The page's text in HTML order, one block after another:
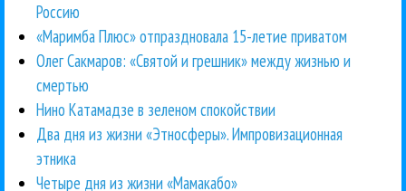
Россию
«Маримба Плюс» отпраздновала 15-летие приватом
Олег Сакмаров: «Святой и грешник» между жизнью и
смертью
Нино Катамадзе в зеленом спокойствии
Два дня из жизни «Этносферы». Импровизационная
этника
Четыре дня из жизни «Мамакабо»